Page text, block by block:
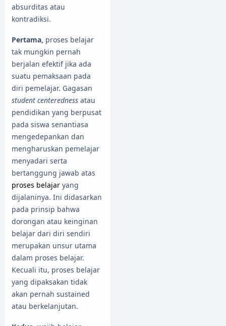
absurditas atau
kontradiksi.
Pertama, proses belajar
tak mungkin pernah
berjalan efektif jika ada
suatu pemaksaan pada
diri pemelajar. Gagasan
student centeredness atau
pendidikan yang berpusat
pada siswa senantiasa
mengedepankan dan
mengharuskan pemelajar
menyadari serta
bertanggung jawab atas
proses belajar yang
dijalaninya. Ini didasarkan
pada prinsip bahwa
dorongan atau keinginan
belajar dari diri sendiri
merupakan unsur utama
dalam proses belajar.
Kecuali itu, proses belajar
yang dipaksakan tidak
akan pernah sustained
atau berkelanjutan.